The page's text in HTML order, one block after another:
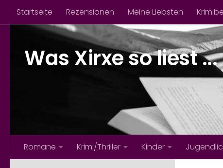
Zum Inhalt springen
Startseite Rezensionen Meine Liebsten
Was Xirxe so liest ...
Romane Krimi/Thriller Kinder